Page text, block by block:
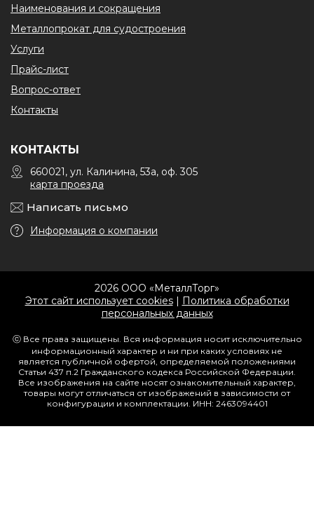
Наименования и сокращения
Металлопрокат для судостроения
Услуги
Прайс-лист
Вопрос-ответ
Контакты
КОНТАКТЫ
660021, ул. Калинина, 53а, оф. 305
карта проезда
Написать письмо
Информация о компании
2026 ООО «МеталлТорг»
Этот сайт использует cookies| Политика обработки
персональных данных
ⓒ Все права защищены. Вся информация носит исключительно
информационный характер и ни при каких условиях не
является публичной офертой, определяемой положениями
Статьи 437 п.2 Гражданского кодекса Российской Федерации.
Все изображения на сайте носят ознакомительный характер,
товары могут отличаться от изображений в зависимости от
конфигурации и комплектации. ИНН: 2463094401